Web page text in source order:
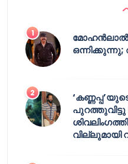
മോഹൻലാൽ-
ഒന്നിക്കുന്നു;
വില്ലുമായി